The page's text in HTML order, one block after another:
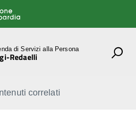
di Servizi alla Persona
Redaelli
correlati